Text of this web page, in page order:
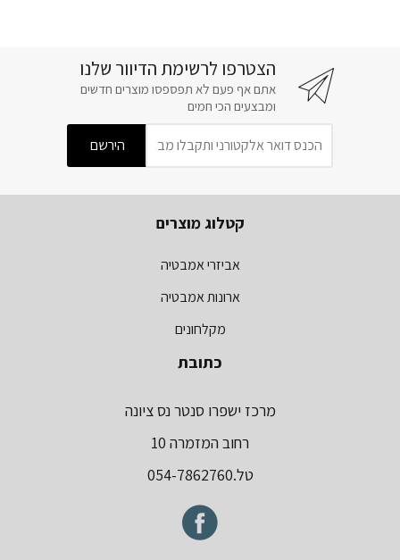
הצטרפו לרשימת הדיוור שלנו
אתם אף פעם לא תפספסו מוצרים חדשים
ומבצעים הכי חמים
קטלוג מוצרים
אביזרי אמבטיה
ארונות אמבטיה
מקלחונים
כתובת
מרכז ישפרו סנטר נס ציונה
רחוב המזמרה 10
טל.054-7862760